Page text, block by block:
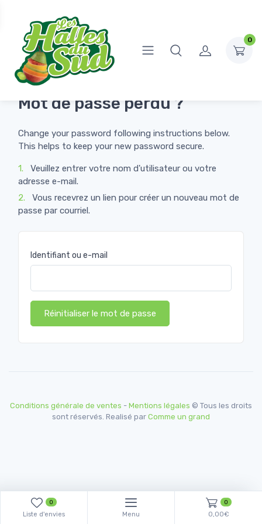
0
Mot de passe perdu ?
Change your password following instructions below.
This helps to keep your new password secure.
1.
Veuillez entrer votre nom d'utilisateur ou votre
adresse e-mail.
2.
Vous recevrez un lien pour créer un nouveau mot de
passe par courriel.
Identifiant ou e-mail
Réinitialiser le mot de passe
Conditions générale de ventes - Mentions légales © Tous les droits
sont réservés. Realisé par Comme un grand
0
Liste d'envies Menu
0
0,00€